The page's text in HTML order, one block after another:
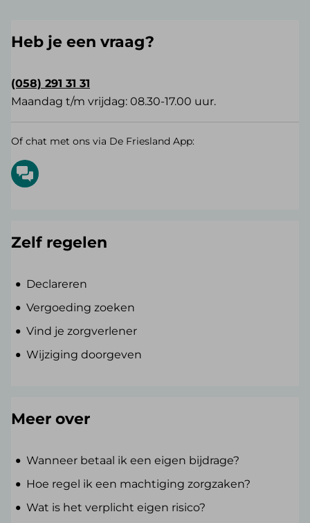
Heb je een vraag?
(058) 291 31 31
Maandag t/m vrijdag: 08.30-17.00 uur.
Of chat met ons via De Friesland App:
Zelf regelen
Declareren
Vergoeding zoeken
Vind je zorgverlener
Wijziging doorgeven
Meer over
Wanneer betaal ik een eigen bijdrage?
Hoe regel ik een machtiging zorgzaken?
Wat is het verplicht eigen risico?